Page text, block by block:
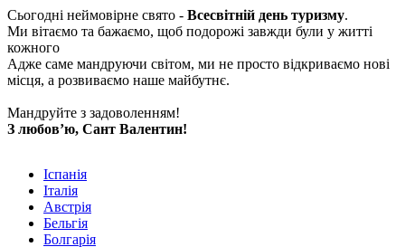
Сьогодні неймовірне свято - Всесвітній день туризму.
Ми вітаємо та бажаємо, щоб подорожі завжди були у житті
кожного
Адже саме мандруючи світом, ми не просто відкриваємо нові
місця, а розвиваємо наше майбутнє.
Мандруйте з задоволенням!
З любов’ю, Сант Валентин!
Іспанія
Італія
Австрія
Бельгія
Болгарія